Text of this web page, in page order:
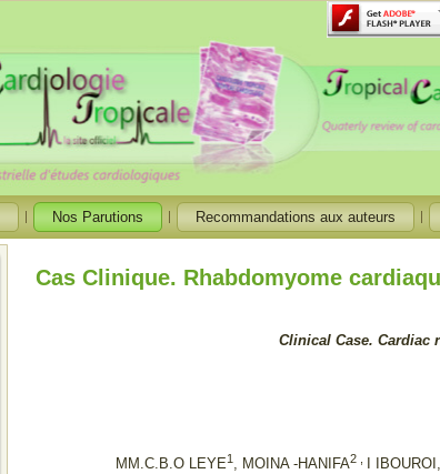
Nos Parutions Recommandations aux auteurs
Cas Clinique. Rhabdomyome
Clinical Case. Cardiac
MM.C.B.O LEYE1, MOINA -HANIFA2 , I